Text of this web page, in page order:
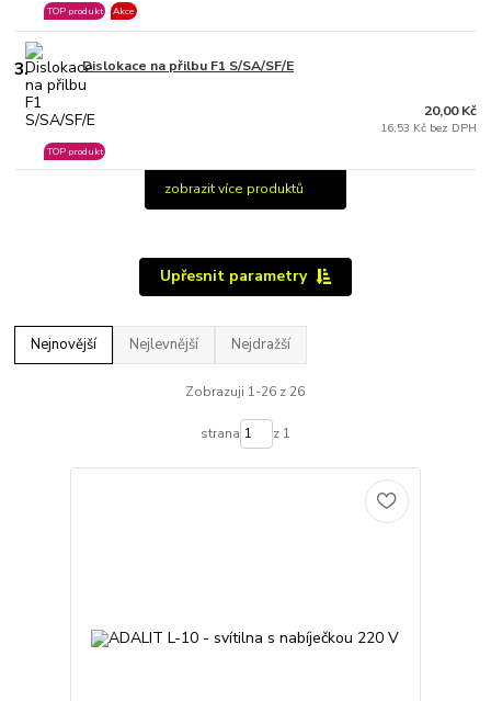
TOP produkt Akce
3. Dislokace na přilbu F1 S/SA/SF/E
TOP produkt
20,00 Kč
16,53 Kč bez DPH
zobrazit více produktů
Upřesnit parametry
Nejnovější Nejlevnější Nejdražší
Zobrazuji 1-26 z 26
strana z 1